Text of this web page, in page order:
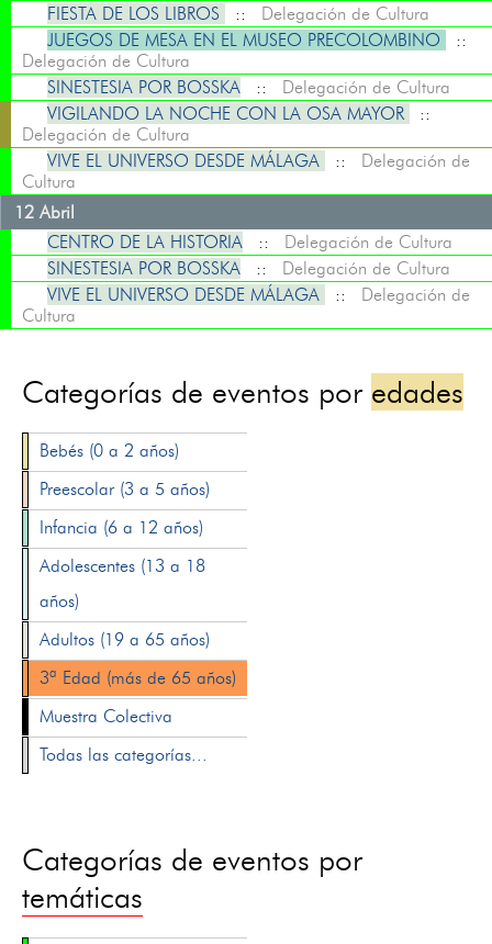
FIESTA DE LOS LIBROS :: Delegación de Cultura
JUEGOS DE MESA EN EL MUSEO PRECOLOMBINO
::
Delegación de Cultura
SINESTESIA POR BOSSKA :: Delegación de Cultura
VIGILANDO LA NOCHE CON LA OSA MAYOR
::
Delegación de Cultura
VIVE EL UNIVERSO DESDE MÁLAGA
:: Delegación de
Cultura
12 Abril
CENTRO DE LA HISTORIA :: Delegación de Cultura
SINESTESIA POR BOSSKA :: Delegación de Cultura
VIVE EL UNIVERSO DESDE MÁLAGA
:: Delegación de
Cultura
Categorías de eventos por edades
Bebés (0 a 2 años)
Preescolar (3 a 5 años)
Infancia (6 a 12 años)
Adolescentes (13 a 18
años)
Adultos (19 a 65 años)
3ª Edad (más de 65 años)
Muestra Colectiva
Todas las categorías...
Categorías de eventos por
temáticas